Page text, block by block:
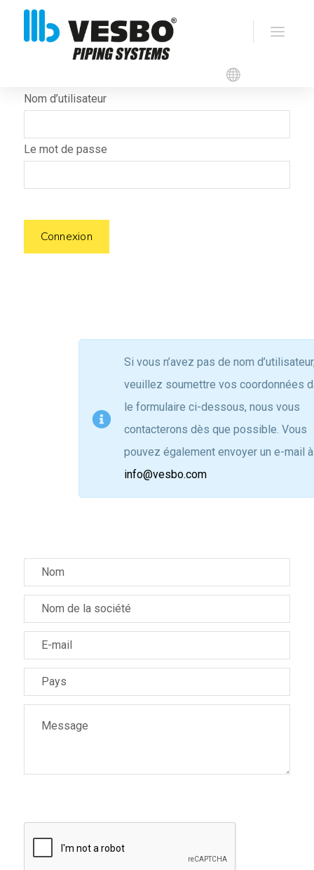
Identifiant
Nom d’utilisateur
Le mot de passe
Connexion
Si vous n’avez pas de nom
veuillez soumettre vos coordonnées
le formulaire ci-dessous, nous vous
contacterons dès que possible. Vous
pouvez également envoyer un e-mail à
info@vesbo.com